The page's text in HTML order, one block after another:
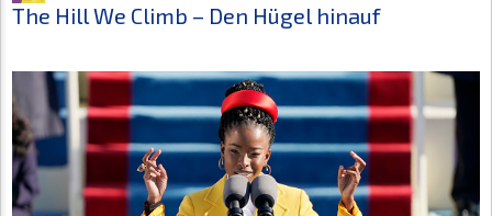
The Hill We Climb – Den Hügel hinauf